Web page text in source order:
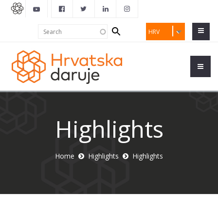
HRV
Search
form
Highlights
Home Highlights Highlights